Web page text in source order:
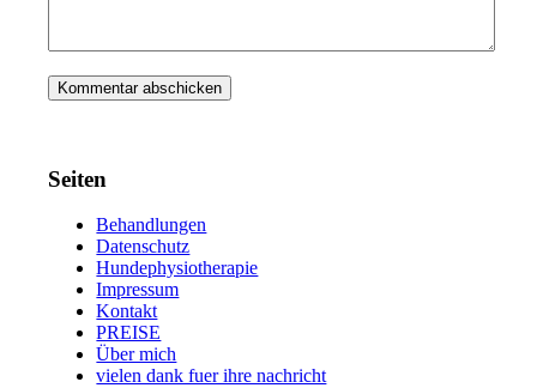
Seiten
Behandlungen
Datenschutz
Hundephysiotherapie
Impressum
Kontakt
PREISE
Über mich
vielen dank fuer ihre nachricht